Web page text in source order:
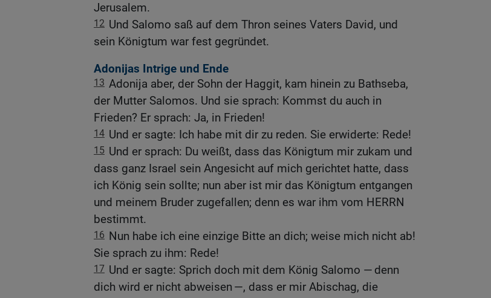
Jerusalem.
12 Und Salomo saß auf dem Thron seines Vaters David, und
sein Königtum war fest gegründet.
Adonijas Intrige und Ende
13 Adonija aber, der Sohn der Haggit, kam hinein zu Bathseba,
der Mutter Salomos. Und sie sprach: Kommst du auch in
Frieden? Er sprach: Ja, in Frieden!
14 Und er sagte: Ich habe mit dir zu reden. Sie erwiderte: Rede!
15 Und er sprach: Du weißt, dass das Königtum mir zukam und
dass ganz Israel sein Angesicht auf mich gerichtet hatte, dass
ich König sein sollte; nun aber ist mir das Königtum entgangen
und meinem Bruder zugefallen; denn es war ihm vom HERRN
bestimmt.
16 Nun habe ich eine einzige Bitte an dich; weise mich nicht ab!
Sie sprach zu ihm: Rede!
17 Und er sagte: Sprich doch mit dem König Salomo — denn
dich wird er nicht abweisen —, dass er mir Abischag, die